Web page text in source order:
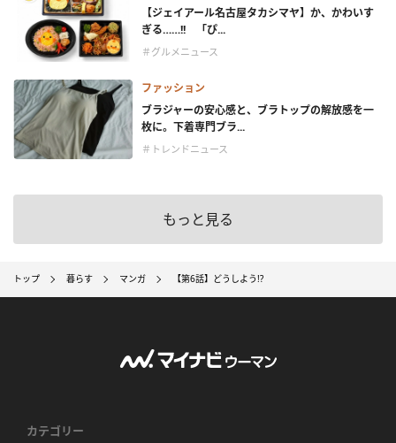
【ジェイアール名古屋タカシマヤ】か、かわいす
ぎる……!! 「ぴ...
＃グルメニュース
ファッション
ブラジャーの安心感と、ブラトップの解放感を一
枚に。下着専門ブラ...
＃トレンドニュース
もっと見る
トップ 暮らす マンガ 【第6話】どうしよう!?
カテゴリー